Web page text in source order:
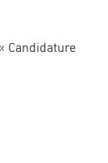
Candidature